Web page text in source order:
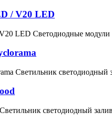
/ V20 LED
LED Светодиодные модули
Светильник светодиодный
светодиодный